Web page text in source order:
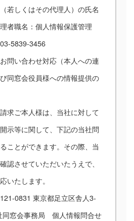
若しくはその代理人）の氏名
者職名：個人情報保護管理
5839-3456
問い合わせ対応（本人への連
同窓会役員様への情報提供の
求ご本人様は、当社に対して
示等に関して、下記の当社問
ことができます。その際、当
認させていただいたうえで、
いたします。
0831 東京都足立区舎人3-
同窓会事務局 個人情報問合せ